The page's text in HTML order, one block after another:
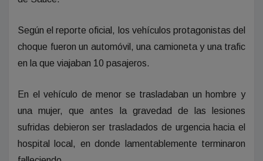
Según el reporte oficial, los vehículos protagonistas del
choque fueron un automóvil, una camioneta y una trafic
en la que viajaban 10 pasajeros.
En el vehículo de menor se trasladaban un hombre y
una mujer, que antes la gravedad de las lesiones
sufridas debieron ser trasladados de urgencia hacia el
hospital local, en donde lamentablemente terminaron